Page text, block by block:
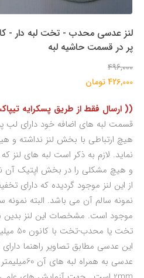
پر در قسمت حاشیه لبه
496,000
426,000 تومان
(( ارسال فقط از طریق پسکرایه
قسمت لبه های اضافه خود دارای
هیچ ارتباطی با بخش لنز نداشته و
نماید. لازم به ذکر است لبه های لنز
و هیچ مشکلی را در بخش اپتیک آن
نمونه سالم آن می باشد. البته
موجود است. مشخصات این لنز
این عدسی مطابق تصاویر راهنما
عدسی به